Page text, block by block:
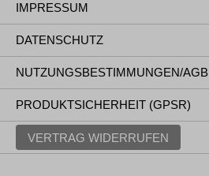
IMPRESSUM
DATENSCHUTZ
NUTZUNGSBESTIMMUNGEN/AGB
PRODUKTSICHERHEIT (GPSR)
VERTRAG WIDERRUFEN